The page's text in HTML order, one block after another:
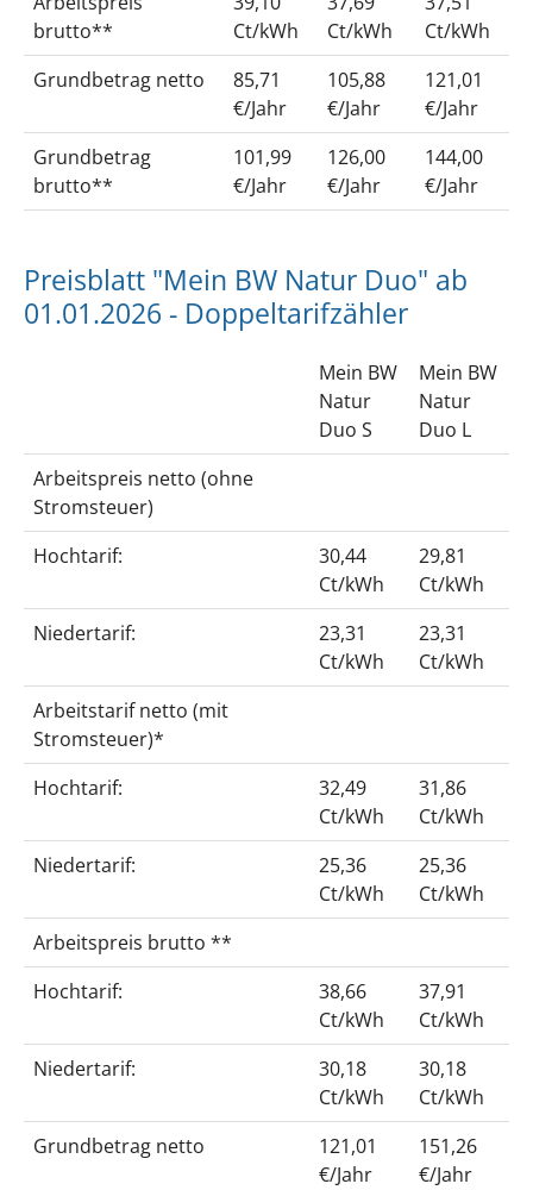
brutto**
Ct/kWh
Ct/kWh
Ct/kWh
Grundbetrag netto
85,71
€/Jahr
105,88
€/Jahr
121,01
€/Jahr
Grundbetrag
brutto**
101,99
€/Jahr
126,00
€/Jahr
144,00
€/Jahr
Preisblatt "Mein BW Natur Duo" ab
01.01.2026 - Doppeltarifzähler
Mein BW
Natur
Duo S
Mein BW
Natur
Duo L
Arbeitspreis netto (ohne
Stromsteuer)
Hochtarif:
30,44
Ct/kWh
29,81
Ct/kWh
Niedertarif:
23,31
Ct/kWh
23,31
Ct/kWh
Arbeitstarif netto (mit
Stromsteuer)*
Hochtarif:
32,49
Ct/kWh
31,86
Ct/kWh
Niedertarif:
25,36
Ct/kWh
25,36
Ct/kWh
Arbeitspreis brutto **
Hochtarif:
38,66
Ct/kWh
37,91
Ct/kWh
Niedertarif:
30,18
Ct/kWh
30,18
Ct/kWh
Grundbetrag netto
121,01
€/Jahr
151,26
€/Jahr